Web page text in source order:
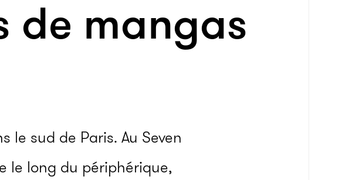
de mangas
le sud de Paris. Au Seven
le long du périphérique,